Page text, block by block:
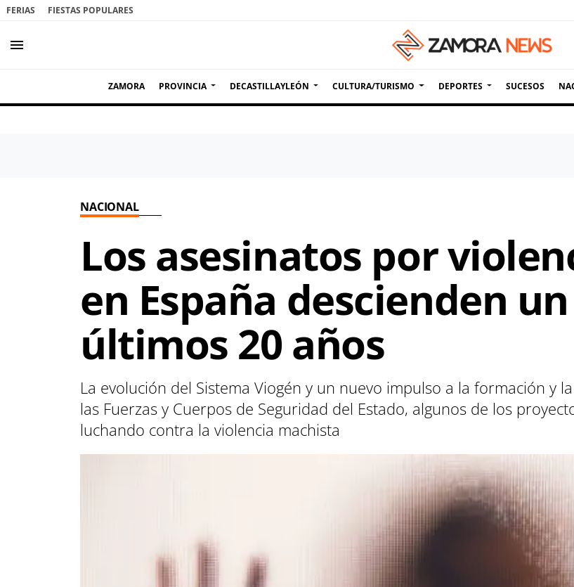
FERIAS FIESTAS POPULARES
menu
ZAMORA PROVINCIA DECASTILLAYLEÓN CULTURA/TURISMO DEPORTES SUCESOS
NACIONAL
Los asesinatos por
en España descienden
últimos 20 años
La evolución del Sistema Viogén y un nuevo impulso a la formación y
las Fuerzas y Cuerpos de Seguridad del Estado, algunos de los
luchando contra la violencia machista